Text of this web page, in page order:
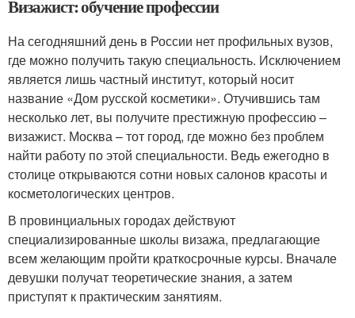
Визажист: обучение профессии
На сегодняшний день в России нет профильных вузов,
где можно получить такую специальность. Исключением
является лишь частный институт, который носит
название «Дом русской косметики». Отучившись там
несколько лет, вы получите престижную профессию –
визажист. Москва – тот город, где можно без проблем
найти работу по этой специальности. Ведь ежегодно в
столице открываются сотни новых салонов красоты и
косметологических центров.
В провинциальных городах действуют
специализированные школы визажа, предлагающие
всем желающим пройти краткосрочные курсы. Вначале
девушки получат теоретические знания, а затем
приступят к практическим занятиям.